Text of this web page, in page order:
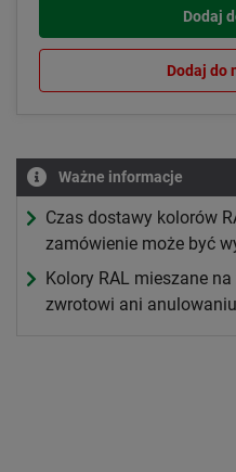
Dodaj
Dodaj do
Ważne informacje
Czas dostawy kolorów
zamówienie może być
Kolory RAL mieszane
zwrotowi ani